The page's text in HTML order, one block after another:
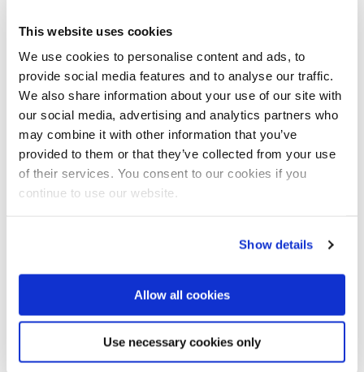
This website uses cookies
We use cookies to personalise content and ads, to
provide social media features and to analyse our traffic.
We also share information about your use of our site with
our social media, advertising and analytics partners who
may combine it with other information that you’ve
provided to them or that they’ve collected from your use
of their services. You consent to our cookies if you
continue to use our website.
Show details
Allow all cookies
Use necessary cookies only
Carport, denn er bewahrt es vor herabfallendem Laub oder
Vogelkot. Wer sich für einen Carport aus Edelstahl Rostfrei
entscheidet, ist dauerhaft auf der sicheren Seite. Denn dieser
punktet nicht nur durch Funktionalität, sondern verbindet sie
zugleich mit attraktiver Ästhetik. So wertet er das
Erscheinungsbild jedes Hauses auf. Der hochfeste Werkstoff
überzeugt dabei durch seine Vielseitigkeit: Mattgeschliffene, leicht
spiegelnde oder hochglänzende Oberflächen machen individuelle
Gestaltungswünsche wahr. Ob als Rankhilfe für Pflanzen, als
filigranes Tragwerk oder im Zusammenspiel mit einer
Fotovoltaikanlage – mit Edelstahl Rostfrei ist alles möglich.
zur gemütlichen Feier-Location umfunktioniert werden kann.
energiesparenden LEDs wird der Edelstahl-Carport auch nachts
zum glänzenden Highlight. Fachbetriebe, die das international
geschützte Markenzeichen Edelstahl Rostfrei tragen, beraten
Bauherren in allen Fragen von Gestaltung, Umsetzung und
individuellem Design.